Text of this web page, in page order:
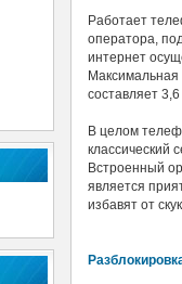
Работает
оператора,
интернет
Максимальная
составляет
В целом
классический
Встроенный
является
избавят от